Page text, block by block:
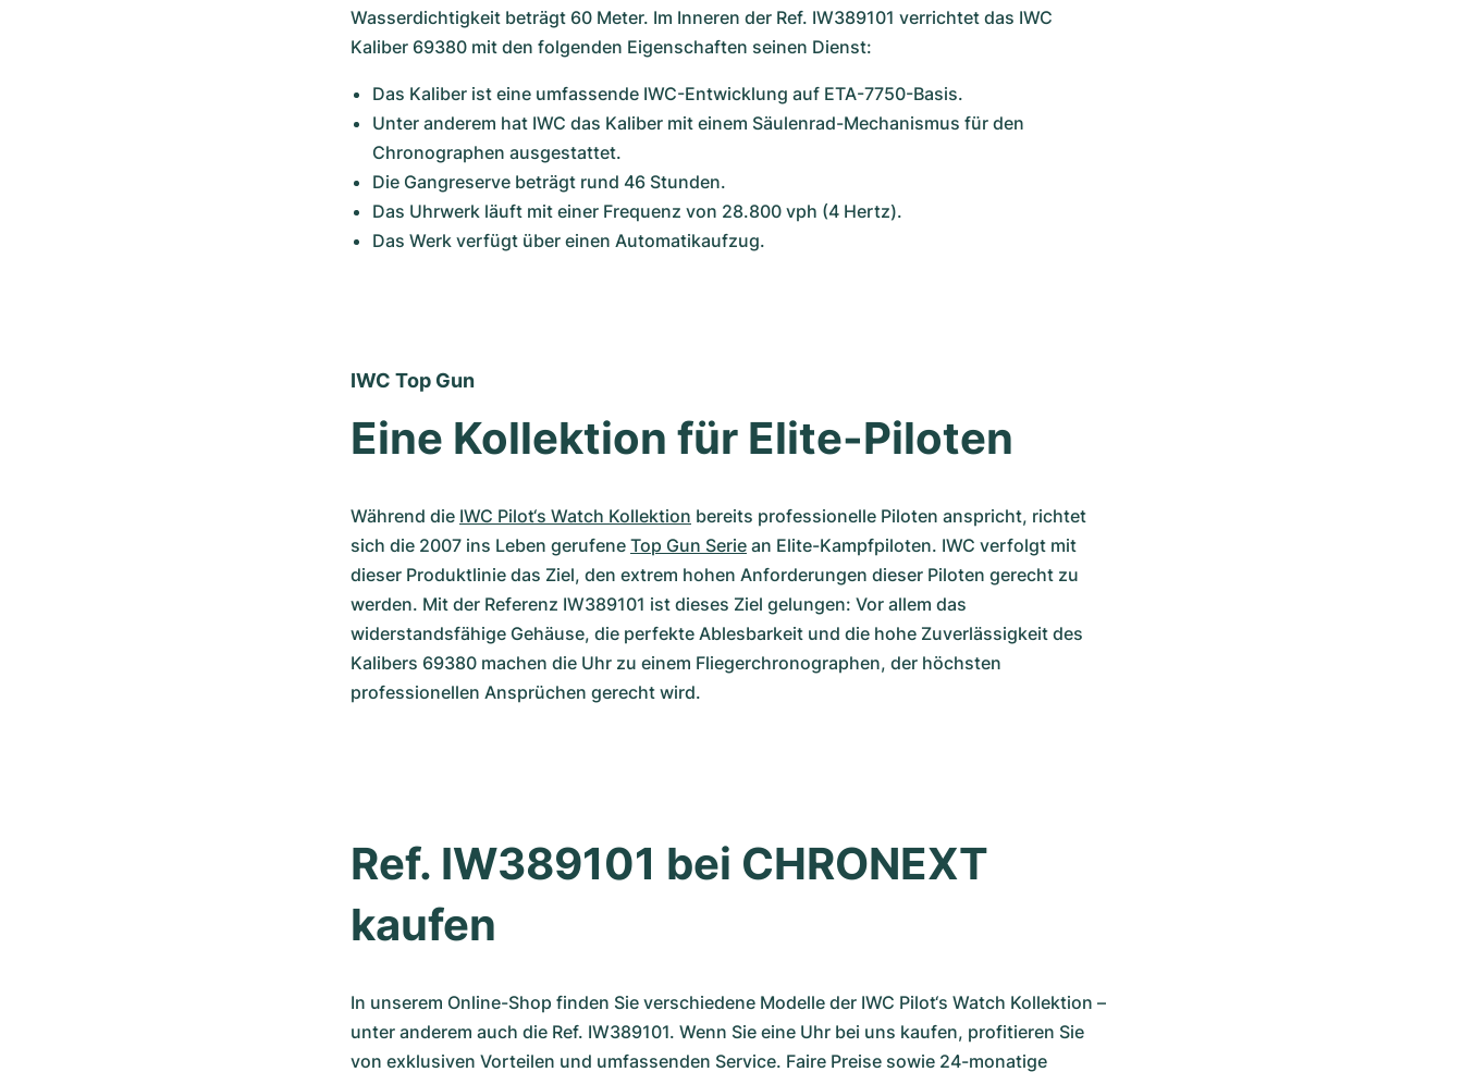
Wasserdichtigkeit beträgt 60 Meter. Im Inneren der Ref. IW389101 verrichtet das IWC
Kaliber 69380 mit den folgenden Eigenschaften seinen Dienst:
Das Kaliber ist eine umfassende IWC-Entwicklung auf ETA-7750-Basis.
Unter anderem hat IWC das Kaliber mit einem Säulenrad-Mechanismus für den
Chronographen ausgestattet.
Die Gangreserve beträgt rund 46 Stunden.
Das Uhrwerk läuft mit einer Frequenz von 28.800 vph (4 Hertz).
Das Werk verfügt über einen Automatikaufzug.
IWC Top Gun
Eine Kollektion für Elite-Piloten
Während die IWC Pilot‘s Watch Kollektion bereits professionelle Piloten anspricht, richtet
sich die 2007 ins Leben gerufene Top Gun Serie an Elite-Kampfpiloten. IWC verfolgt mit
dieser Produktlinie das Ziel, den extrem hohen Anforderungen dieser Piloten gerecht zu
werden. Mit der Referenz IW389101 ist dieses Ziel gelungen: Vor allem das
widerstandsfähige Gehäuse, die perfekte Ablesbarkeit und die hohe Zuverlässigkeit des
Kalibers 69380 machen die Uhr zu einem Fliegerchronographen, der höchsten
professionellen Ansprüchen gerecht wird.
Ref. IW389101 bei CHRONEXT
kaufen
In unserem Online-Shop finden Sie verschiedene Modelle der IWC Pilot‘s Watch Kollektion –
unter anderem auch die Ref. IW389101. Wenn Sie eine Uhr bei uns kaufen, profitieren Sie
von exklusiven Vorteilen und umfassenden Service. Faire Preise sowie 24-monatige